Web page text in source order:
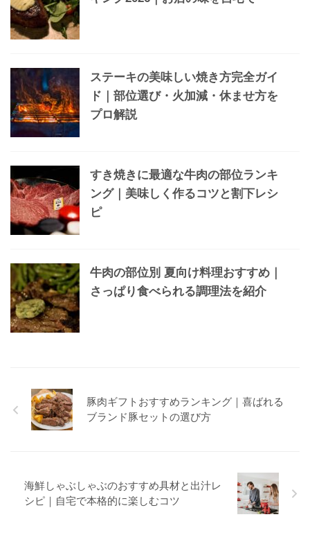
ステーキの美味しい焼き方完全ガイ
ド｜部位選び・火加減・休ませ方を
プロ解説
すき焼きに最適な牛肉の部位ランキ
ング｜美味しく作るコツと割下レシ
ピ
牛肉の部位別 夏向け料理おすすめ｜
さっぱり食べられる調理法を紹介
豚肉ギフトおすすめランキング｜喜ばれる
ブランド豚セットの選び方
海鮮しゃぶしゃぶのおすすめ具材と出汁レ
シピ｜自宅で本格的に楽しむコツ